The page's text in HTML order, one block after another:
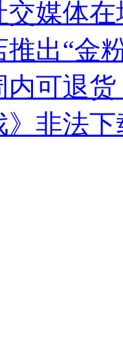
媒体
出“金
可退
》非法